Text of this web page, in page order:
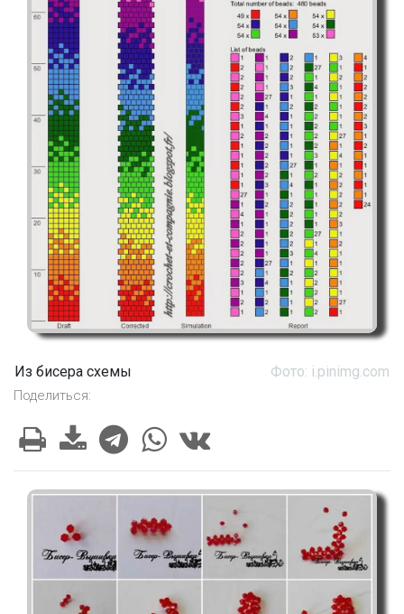
Из бисера схемы Фото: i.pinimg.com
Поделиться: